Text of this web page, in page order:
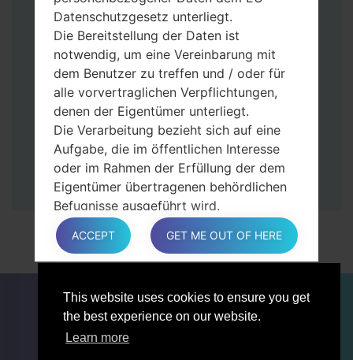
This website uses cookies to ensure you get
the best experience on our website.
Learn more
Tasten gedrückt.
Dann schließen Sie das Telefon an den PC
an, das Programm Odin erkennt Ihr Gerät
und „COM port number“ wird auf dem
Bildschirm angezeigt.
Geben Sie nur die „F. Reset”-Zeit und
„Auto-Rebot“ an.
Zum Schluss klicken Sie „Start“-Taste auf.
Ihr Gerät wird neu gestartet und von PC
getrennt.
Datenschutzgesetz unterliegt.
Die Bereitstellung der Daten ist
notwendig, um eine Vereinbarung mit
dem Benutzer zu treffen und / oder für
alle vorvertraglichen Verpflichtungen,
denen der Eigentümer unterliegt.
Die Verarbeitung bezieht sich auf eine
Aufgabe, die im öffentlichen Interesse
oder im Rahmen der Erfüllung der dem
Eigentümer übertragenen behördlichen
Befugnisse ausgeführt wird.
Die Verarbeitung ist für berechtigte
Interessen des Eigentümers oder eines
Dritten erforderlich.
bei der Erläuterung des für die
Verarbeitung geltenden rechtlichen
Rahmens und insbesondere, ob die
ACCEPT GET ME OUT OF HERE